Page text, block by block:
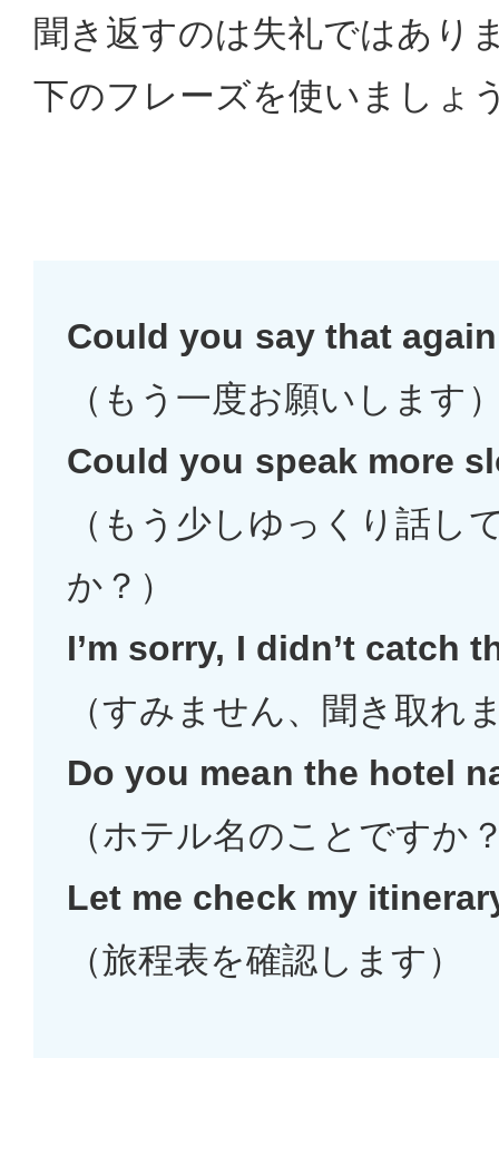
聞き返すのは失礼ではあり
下のフレーズを使いましょ
Could you say that
（もう一度お願いします
Could you speak more
（もう少しゆっくり話し
か？）
I’m sorry, I didn’t catch
（すみません、聞き取れ
Do you mean the hotel
（ホテル名のことですか
Let me check my
（旅程表を確認します）